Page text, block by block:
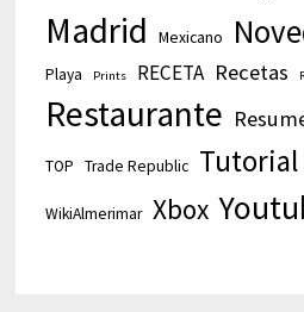
Madrid Mexicano
Playa
Prints RECETA Recetas
Restaurante
TOP Trade Republic Tutorial
WikiAlmerimar Xbox